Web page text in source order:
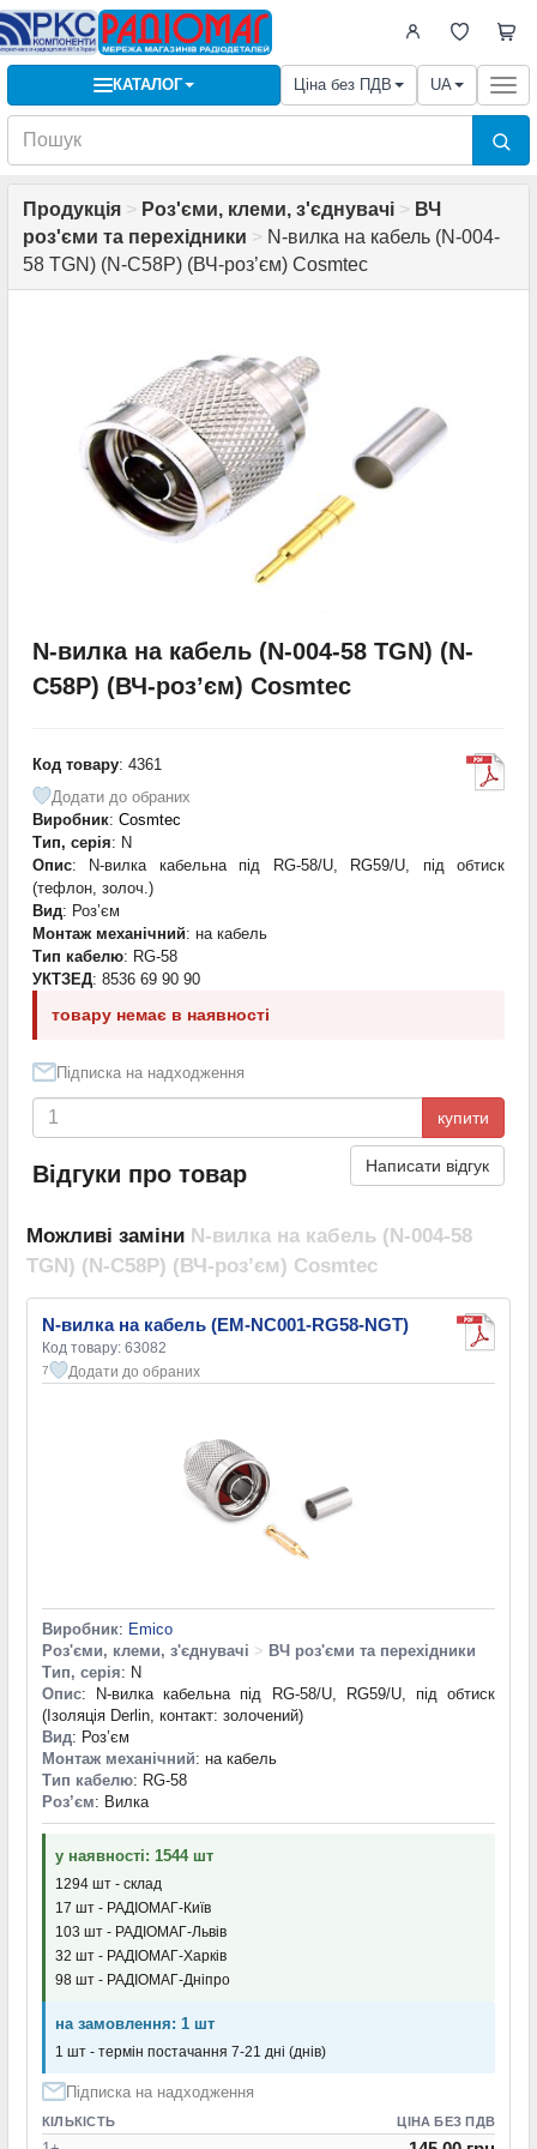
КАТАЛОГ Ціна без ПДВ UA
Продукція > Роз'єми, клеми, з'єднувачі > ВЧ
роз'єми та перехідники > N-вилка на кабель (N-004-
58 TGN) (N-C58P) (ВЧ-роз’єм) Cosmtec
N-вилка на кабель (N-004-58 TGN) (N-
C58P) (ВЧ-роз’єм) Cosmtec
Код товару: 4361
Додати до обраних
Виробник: Cosmtec
Тип, серія: N
Опис: N-вилка кабельна під RG-58/U, RG59/U, під обтиск
(тефлон, золоч.)
Вид: Роз’єм
Монтаж механічний: на кабель
Тип кабелю: RG-58
УКТЗЕД: 8536 69 90 90
товару немає в наявності
Підписка на надходження
купити
Відгуки про товар Написати відгук
Можливі заміни N-вилка на кабель (N-004-58
TGN) (N-C58P) (ВЧ-роз’єм) Cosmtec
N-вилка на кабель (EM-NC001-RG58-NGT)
Код товару: 63082
7 Додати до обраних
Виробник: Emico
Роз'єми, клеми, з'єднувачі > ВЧ роз'єми та перехідники
Тип, серія: N
Опис: N-вилка кабельна під RG-58/U, RG59/U, під обтиск
(Ізоляція Derlin, контакт: золочений)
Вид: Роз’єм
Монтаж механічний: на кабель
Тип кабелю: RG-58
Роз’єм: Вилка
у наявності: 1544 шт
1294 шт - склад
17 шт - РАДІОМАГ-Київ
103 шт - РАДІОМАГ-Львів
32 шт - РАДІОМАГ-Харків
98 шт - РАДІОМАГ-Дніпро
на замовлення: 1 шт
1 шт - термін постачання 7-21 дні (днів)
Підписка на надходження
КІЛЬКІСТЬ ЦІНА БЕЗ ПДВ